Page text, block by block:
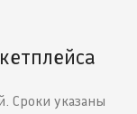
Сроки указаны